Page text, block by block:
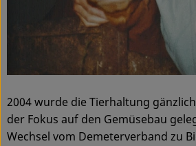
2004 wurde die Tierhaltung
der Fokus auf den Gemüsebau
Wechsel vom Demeterverband zu